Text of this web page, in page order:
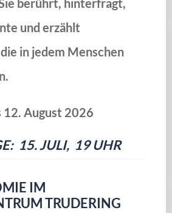
und erzählt
in jedem Menschen
12. August 2026
15. JULI, 19 UHR
IM
TRUDERING